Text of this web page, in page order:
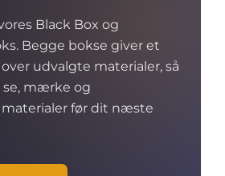
Black Box og
Begge bokse giver et
udvalgte materialer, så
mærke og
før dit næste